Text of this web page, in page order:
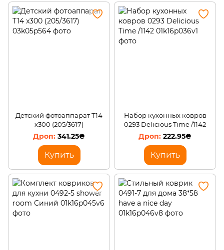
Детский фотоаппарат T14
x300 (205/3617)
341.25₴
Купить
Набор кухонных ковров
0293 Delicious Time /1142
222.95₴
Купить